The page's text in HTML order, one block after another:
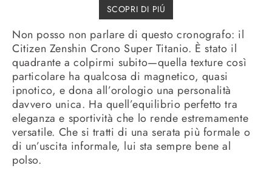
SCOPRI DI PIÚ
Non posso non parlare di questo cronografo: il
Citizen Zenshin Crono Super Titanio. È stato il
quadrante a colpirmi subito—quella texture così
particolare ha qualcosa di magnetico, quasi
ipnotico, e dona all’orologio una personalità
davvero unica. Ha quell’equilibrio perfetto tra
eleganza e sportività che lo rende estremamente
versatile. Che si tratti di una serata più formale o
di un’uscita informale, lui sta sempre bene al
polso.